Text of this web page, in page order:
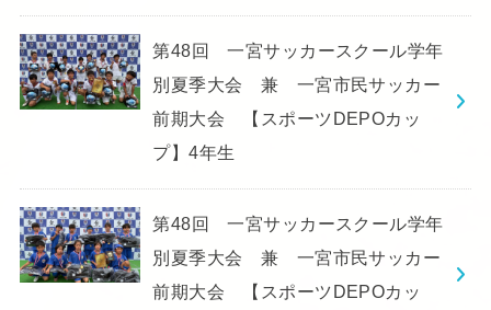
第48回 一宮サッカースクール学年
別夏季大会 兼 一宮市民サッカー
前期大会 【スポーツDEPOカッ
プ】4年生
第48回 一宮サッカースクール学年
別夏季大会 兼 一宮市民サッカー
前期大会 【スポーツDEPOカッ